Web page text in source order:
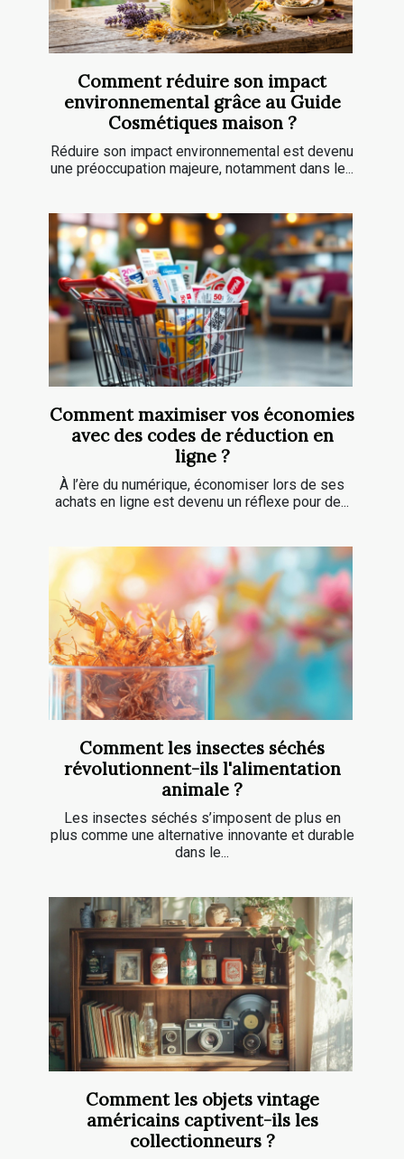
Comment réduire son impact
environnemental grâce au Guide
Cosmétiques maison ?
Réduire son impact environnemental est devenu
une préoccupation majeure, notamment dans le...
Comment maximiser vos économies
avec des codes de réduction en
ligne ?
À l’ère du numérique, économiser lors de ses
achats en ligne est devenu un réflexe pour de...
Comment les insectes séchés
révolutionnent-ils l'alimentation
animale ?
Les insectes séchés s’imposent de plus en
plus comme une alternative innovante et durable
dans le...
Comment les objets vintage
américains captivent-ils les
collectionneurs ?